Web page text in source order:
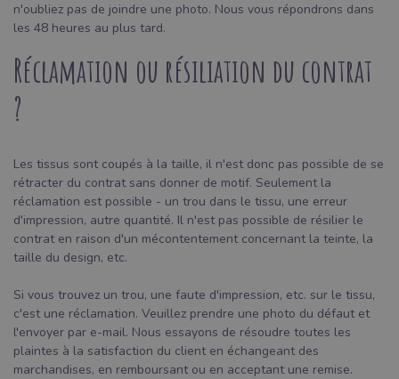
n'oubliez pas de joindre une photo. Nous vous répondrons dans
les 48 heures au plus tard.
Réclamation ou résiliation du contrat
?
Les tissus sont coupés à la taille, il n'est donc pas possible de se
rétracter du contrat sans donner de motif. Seulement la
réclamation est possible - un trou dans le tissu, une erreur
d'impression, autre quantité. Il n'est pas possible de résilier le
contrat en raison d'un mécontentement concernant la teinte, la
taille du design, etc.
Si vous trouvez un trou, une faute d'impression, etc. sur le tissu,
c'est une réclamation. Veuillez prendre une photo du défaut et
l'envoyer par e-mail. Nous essayons de résoudre toutes les
plaintes à la satisfaction du client en échangeant des
marchandises, en remboursant ou en acceptant une remise.